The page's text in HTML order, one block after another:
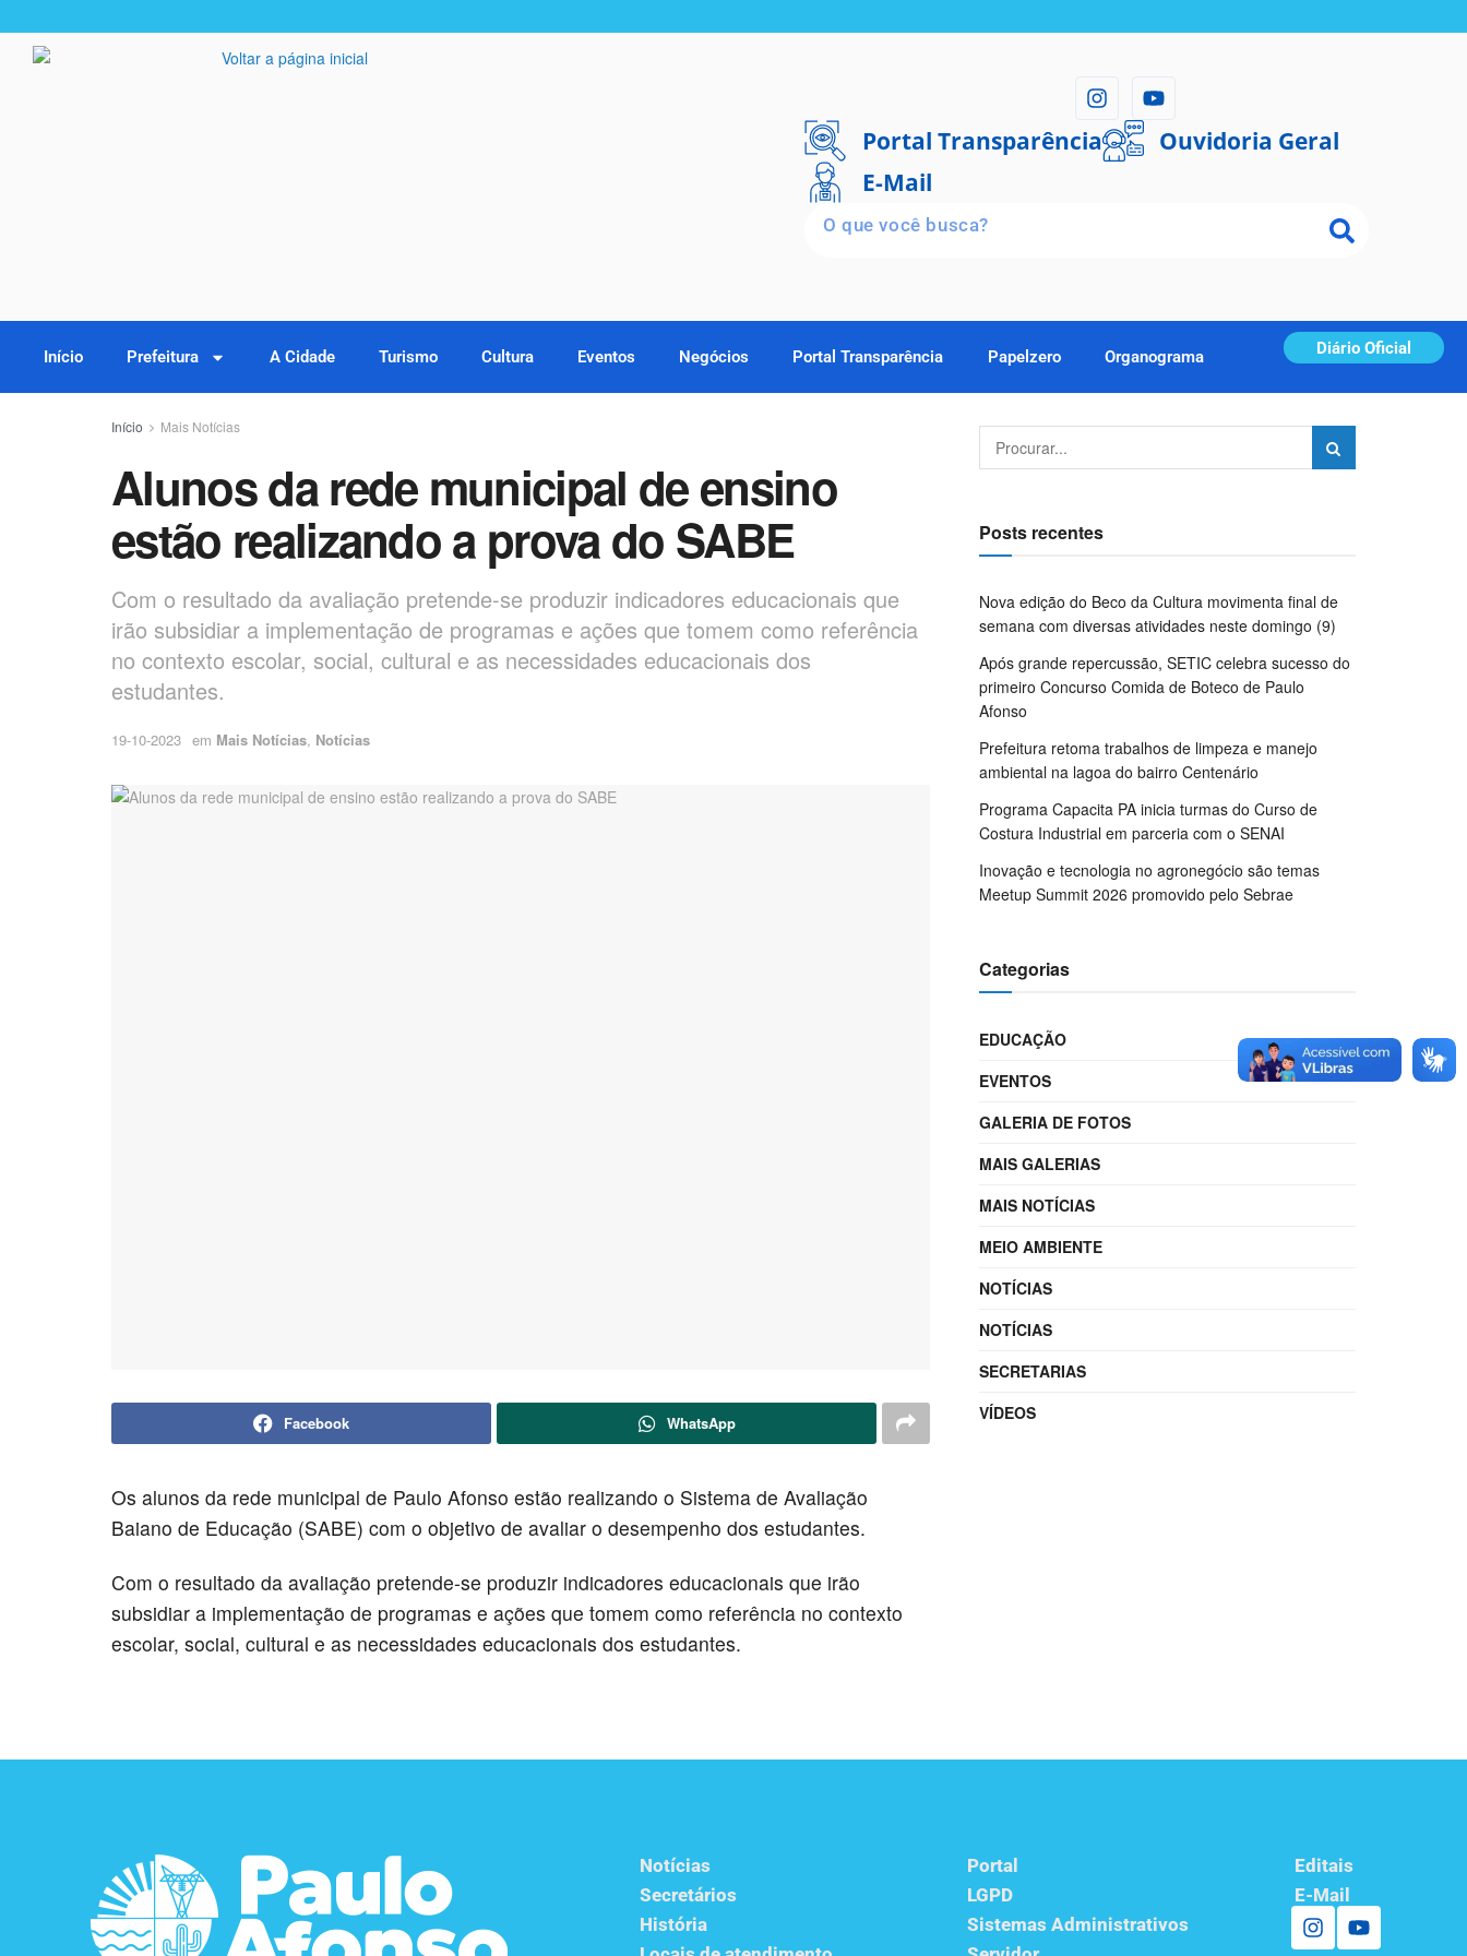
Portal Transparência
Ouvidoria Geral
E-Mail
Início Prefeitura A Cidade Turismo Cultura Eventos Negócios Portal Transparência Papelzero Organograma Diário Oficial
Início Mais Notícias
Alunos da rede municipal de ensino
estão realizando a prova do SABE
Com o resultado da avaliação pretende-se produzir indicadores educacionais que
irão subsidiar a implementação de programas e ações que tomem como referência
no contexto escolar, social, cultural e as necessidades educacionais dos
estudantes.
19-10-2023 em Mais Notícias, Notícias
Facebook WhatsApp
Os alunos da rede municipal de Paulo Afonso estão realizando o Sistema de Avaliação
Baiano de Educação (SABE) com o objetivo de avaliar o desempenho dos estudantes.
Com o resultado da avaliação pretende-se produzir indicadores educacionais que irão
subsidiar a implementação de programas e ações que tomem como referência no contexto
escolar, social, cultural e as necessidades educacionais dos estudantes.
Posts recentes
Nova edição do Beco da Cultura movimenta final de
semana com diversas atividades neste domingo (9)
Após grande repercussão, SETIC celebra sucesso do
primeiro Concurso Comida de Boteco de Paulo
Afonso
Prefeitura retoma trabalhos de limpeza e manejo
ambiental na lagoa do bairro Centenário
Programa Capacita PA inicia turmas do Curso de
Costura Industrial em parceria com o SENAI
Inovação e tecnologia no agronegócio são temas
Meetup Summit 2026 promovido pelo Sebrae
Categorias
EDUCAÇÃO
EVENTOS
GALERIA DE FOTOS
MAIS GALERIAS
MAIS NOTÍCIAS
MEIO AMBIENTE
NOTÍCIAS
NOTÍCIAS
SECRETARIAS
VÍDEOS
Notícias
Secretários
História
Portal
LGPD
Sistemas Administrativos
Editais
E-Mail